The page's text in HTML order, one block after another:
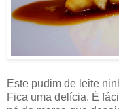
Este pudim de leite
Fica uma delícia. É